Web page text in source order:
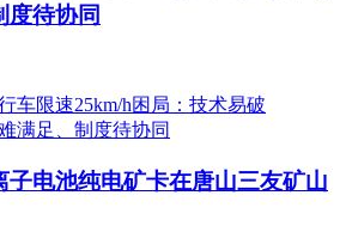
度待协同
子电池纯电矿卡在唐山三友矿山